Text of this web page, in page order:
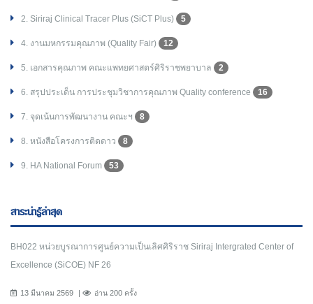
2. Siriraj Clinical Tracer Plus (SiCT Plus) 5
4. งานมหกรรมคุณภาพ (Quality Fair) 12
5. เอกสารคุณภาพ คณะแพทยศาสตร์ศิริราชพยาบาล 2
6. สรุปประเด็น การประชุมวิชาการคุณภาพ Quality conference 16
7. จุดเน้นการพัฒนางาน คณะฯ 8
8. หนังสือโครงการติดดาว 8
9. HA National Forum 53
สาระน่ารู้ล่าสุด
BH022 หน่วยบูรณาการศูนย์ความเป็นเลิศศิริราช Siriraj Intergrated Center of
Excellence (SiCOE) NF 26
13 มีนาคม 2569 อ่าน 200 ครั้ง